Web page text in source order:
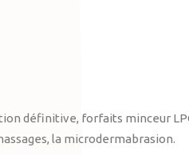
définitive, forfaits minceur
la microdermabrasion.